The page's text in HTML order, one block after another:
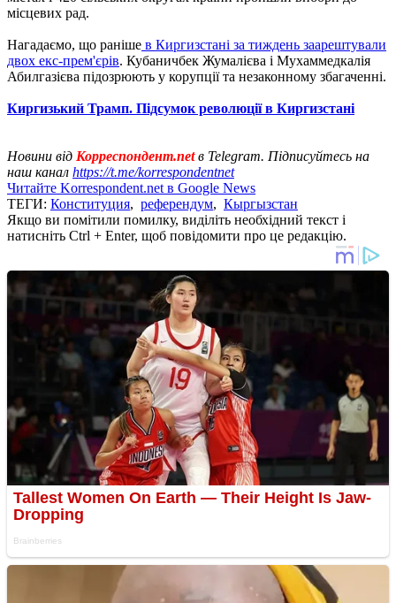
місцевих рад.
Нагадаємо, що раніше в Киргизстані за тиждень заарештували
двох екс-прем'єрів. Кубаничбек Жумалієва і Мухаммедкалія
Абилгазієва підозрюють у корупції та незаконному збагаченні.
Киргизький Трамп. Підсумок революції в Киргизстані
Новини від Корреспондент.netв Telegram. Підписуйтесь на
наш канал https://t.me/korrespondentnet
Читайте Korrespondent.net в Google News
ТЕГИ: Конституция, референдум, Кыргызстан
Якщо ви помітили помилку, виділіть необхідний текст і
натисніть Ctrl + Enter, щоб повідомити про це редакцію.